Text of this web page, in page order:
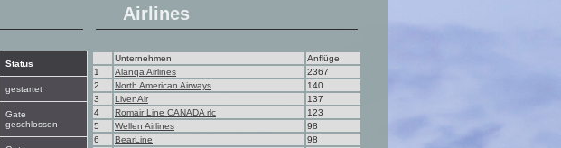
Status
gestartet
Gate
geschlossen
Airlines
Unternehmen
Anflüge
1
Alanqa Airlines
2367
2
North American Airways
140
3
LivenAir
137
4
Romair Line CANADA rlc
123
5
Wellen Airlines
98
6
BearLine
98